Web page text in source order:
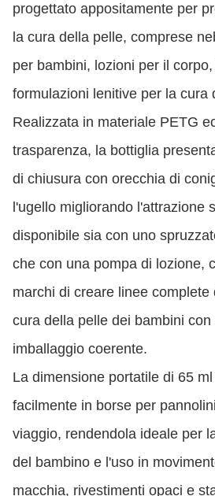
progettato appositamente per
la cura della pelle, comprese
per bambini, lozioni per il
formulazioni lenitive per la cura
Realizzata in materiale PETG
trasparenza, la bottiglia
di chiusura con orecchia di
l'ugello migliorando l'attrazione
disponibile sia con uno
che con una pompa di lozione,
marchi di creare linee complete
cura della pelle dei bambini con
imballaggio coerente.
La dimensione portatile di 65
facilmente in borse per
viaggio, rendendola ideale per
del bambino e l'uso in
macchia, rivestimenti opaci e